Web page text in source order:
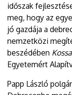
időszak
meg, hogy az
jó gazdája a
nemzetközi
beszédében
Egyetemért
Papp László